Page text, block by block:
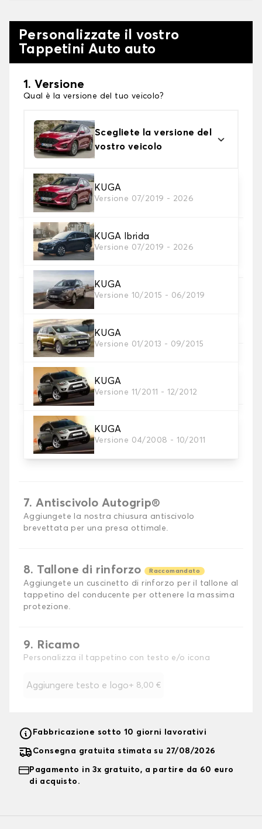
Personalizzate il vostro
Tappetini Auto auto
1. Versione
Qual è la versione del tuo veicolo?
Scegliete la versione del
vostro veicolo
KUGA
Versione 07/2019 - 2026
KUGA Ibrida
Versione 07/2019 - 2026
KUGA
Versione 10/2015 - 06/2019
KUGA
Versione 01/2013 - 09/2015
KUGA
Versione 11/2011 - 12/2012
KUGA
Versione 04/2008 - 10/2011
2. Materiale
Scegli il materiale del tappetini auto
3. Set di tappetini
Selezionare il numero di tappetini per auto
necessari.
4. Colori dei tappetini
Scegli il materiale del tappetino auto.
5. Materiale della cinghia
Scegliere il materiale della cinghia.
6. Colore dela cinghia
Scegliere il colore del cinturino.
7. Antiscivolo Autogrip®
Aggiungete la nostra chiusura antiscivolo
brevettata per una presa ottimale.
8. Tallone di rinforzo Raccomandato
Aggiungete un cuscinetto di rinforzo per il tallone al
tappetino del conducente per ottenere la massima
protezione.
9. Ricamo
Personalizza il tappetino con testo e/o icona
Aggiungere testo e logo+ 8,00 €
Fabbricazione sotto 10 giorni lavorativi
Consegna gratuita stimata su 27/08/2026
Pagamento in 3x gratuito, a partire da 60 euro
di acquisto.